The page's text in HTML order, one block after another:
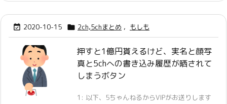
 2020-10-15  2ch,5chまとめ , もしも
押すと1億円貰えるけど、実名と顔写
真と5chへの書き込み履歴が晒されて
しまうボタン
1: 以下、5ちゃんねるからVIPがお送りします